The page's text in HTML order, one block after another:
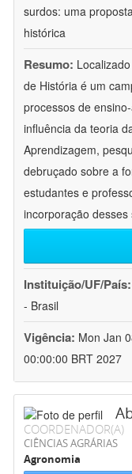
surdos: uma
histórica
Resumo:
de História é um
processos de
influência da teoria
Aprendizagem,
debruçado sobre a
estudantes e
incorporação desses
Instituição/UF/País:
- Brasil
Vigência: Mon Jan
00:00:00 BRT 2027
COORDENADOR(A)
CIÊNCIAS AGRÁRIAS
Agronomia